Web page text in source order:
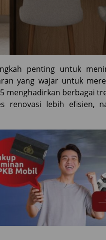
penting untuk
yang wajar untuk
menghadirkan berbagai
renovasi lebih efisien,